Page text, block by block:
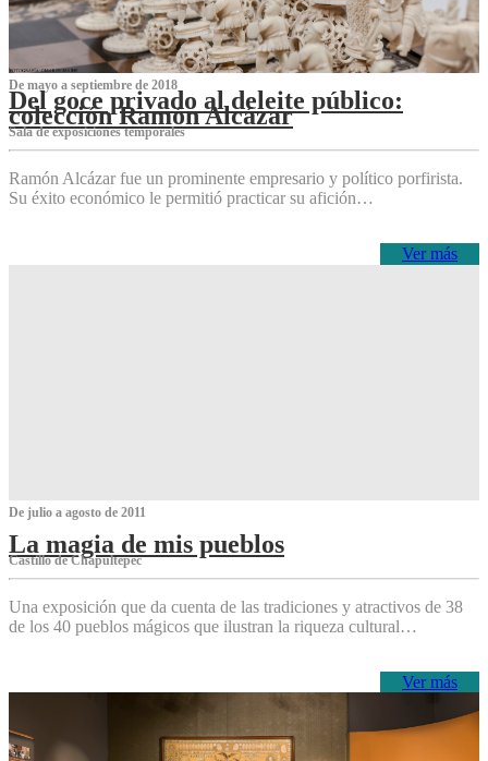
De mayo a septiembre de 2018
Del goce privado al deleite público:
colección Ramón Alcázar
Sala de exposiciones temporales
Ramón Alcázar fue un prominente empresario y político porfirista.
Su éxito económico le permitió practicar su afición…
Ver más
De julio a agosto de 2011
La magia de mis pueblos
Castillo de Chapultepec
Una exposición que da cuenta de las tradiciones y atractivos de 38
de los 40 pueblos mágicos que ilustran la riqueza cultural…
Ver más